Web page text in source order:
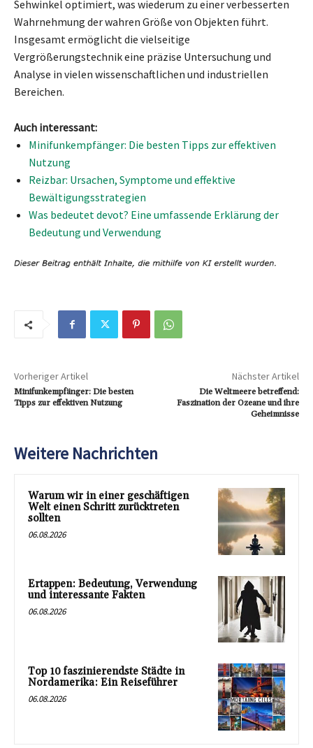
Sehwinkel optimiert, was wiederum zu einer verbesserten
Wahrnehmung der wahren Größe von Objekten führt.
Insgesamt ermöglicht die vielseitige
Vergrößerungstechnik eine präzise Untersuchung und
Analyse in vielen wissenschaftlichen und industriellen
Bereichen.
Auch interessant:
Minifunkempfänger: Die besten Tipps zur effektiven
Nutzung
Reizbar: Ursachen, Symptome und effektive
Bewältigungsstrategien
Was bedeutet devot? Eine umfassende Erklärung der
Bedeutung und Verwendung
Vorheriger Artikel
Minifunkempfänger: Die besten
Tipps zur effektiven Nutzung
Nächster Artikel
Die Weltmeere betreffend:
Faszination der Ozeane und ihre
Geheimnisse
Weitere Nachrichten
Warum wir in einer geschäftigen
Welt einen Schritt zurücktreten
sollten
06.08.2026
Ertappen: Bedeutung, Verwendung
und interessante Fakten
06.08.2026
Top 10 faszinierendste Städte in
Nordamerika: Ein Reiseführer
06.08.2026